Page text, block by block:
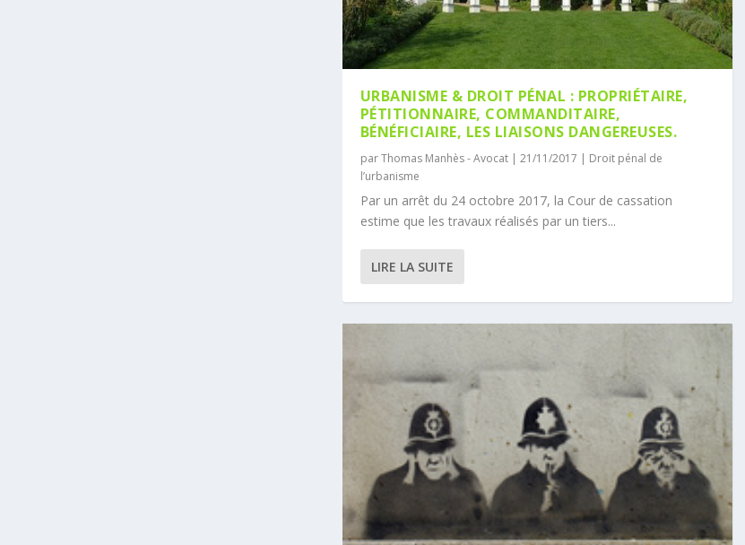
URBANISME & DROIT PÉNAL : PROPRIÉTAIRE,
PÉTITIONNAIRE, COMMANDITAIRE,
BÉNÉFICIAIRE, LES LIAISONS DANGEREUSES.
parThomas Manhès - Avocat| 21/11/2017 | Droit pénal de
l’urbanisme
Par un arrêt du 24 octobre 2017, la Cour de cassation
estime que les travaux réalisés par un tiers...
LIRE LA SUITE